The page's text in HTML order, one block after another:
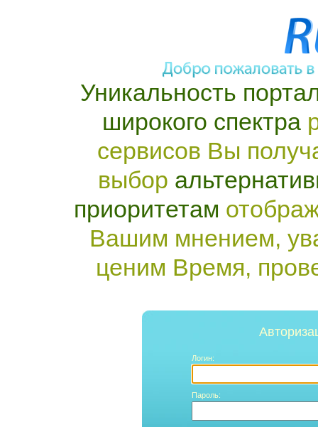
Уникальность
широкого спектра
сервисов Вы
выбор
приоритетам
Вашим мнением,
ценим Время,
Логин:
Пароль: